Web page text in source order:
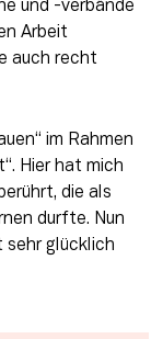
und -verbände
Arbeit
auch recht
im Rahmen
Hier hat mich
die als
durfte. Nun
sehr glücklich